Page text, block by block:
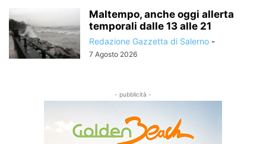
Maltempo, anche oggi allerta
temporali dalle 13 alle 21
Redazione Gazzetta di Salerno -
7 Agosto 2026
- pubblicità -